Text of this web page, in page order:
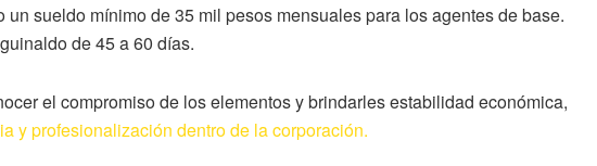
sueldo mínimo de 35 mil pesos mensuales para los agentes de base.
de 45 a 60 días.
el compromiso de los elementos y brindarles estabilidad económica,
y profesionalización dentro de la corporación.